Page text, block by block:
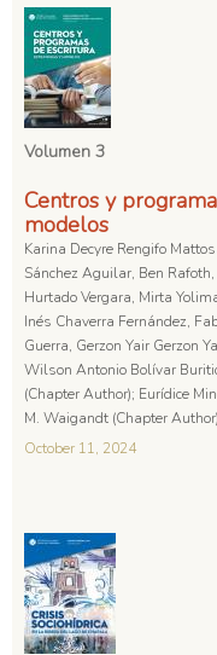
Volumen 3
Centros y
modelos
Karina Decyre Rengifo
Sánchez Aguilar, Ben
Hurtado Vergara, Mirta
Inés Chaverra Fernández,
Guerra, Gerzon Yair Gerzon
Wilson Antonio Bolívar
(Chapter Author); Eurídice
M. Waigandt (Chapter Author)
October 11, 2024